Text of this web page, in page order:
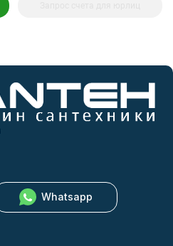
Whatsapp